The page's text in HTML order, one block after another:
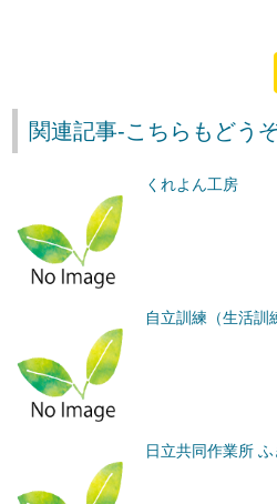
関連記事-こちらもどう
くれよん工房
自立訓練（生活訓
日立共同作業所 ふ